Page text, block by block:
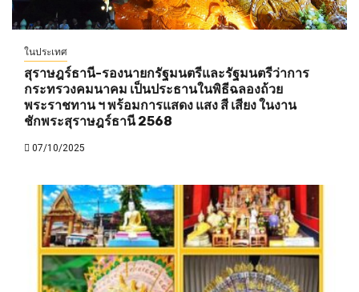
ในประเทศ
สุราษฎร์ธานี-รองนายกรัฐมนตรีและรัฐมนตรีว่าการ
กระทรวงคมนาคม เป็นประธานในพิธีฉลองถ้วย
พระราชทาน ฯ พร้อมการแสดง แสง สี เสียง ในงาน
ชักพระสุราษฎร์ธานี 2568
07/10/2025